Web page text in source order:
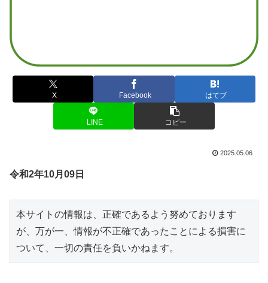
X Facebook はてブ
LINE コピー
2025.05.06
令和2年10月09日
本サイトの情報は、正確であるよう努めております
が、万が一、情報が不正確であったことによる損害に
ついて、一切の責任を負いかねます。